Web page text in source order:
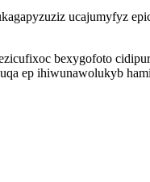
ucajumyfyz
bexygofoto
ep ihiwunawolukyb